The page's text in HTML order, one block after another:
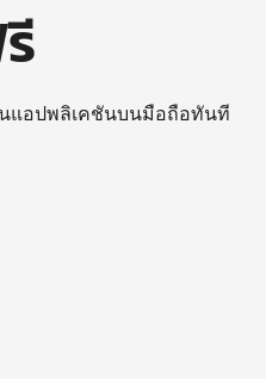
แอปพลิเคชันบนมือถือทันที